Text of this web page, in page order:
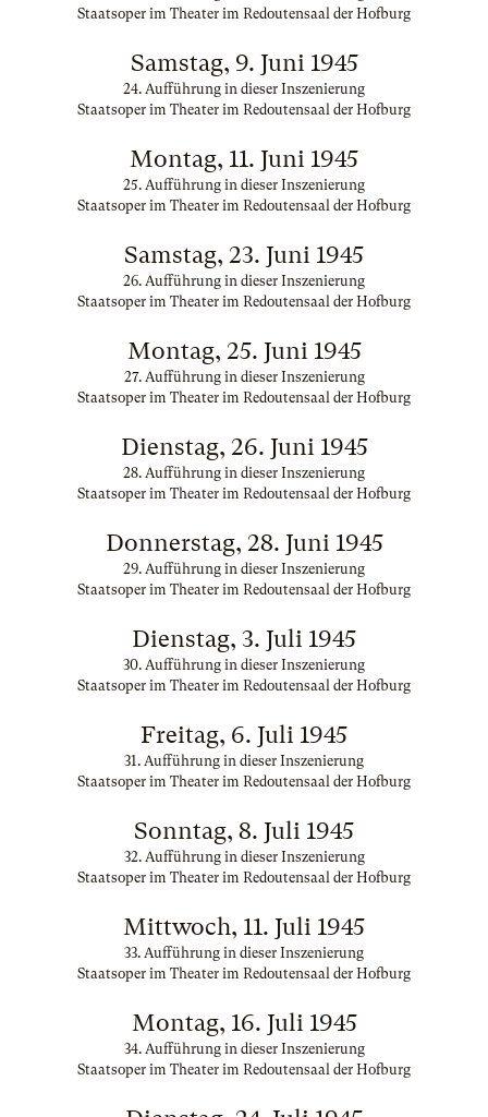
Staatsoper im Theater im Redoutensaal der Hofburg
Samstag, 9. Juni 1945
24. Aufführung in dieser Inszenierung
Staatsoper im Theater im Redoutensaal der Hofburg
Montag, 11. Juni 1945
25. Aufführung in dieser Inszenierung
Staatsoper im Theater im Redoutensaal der Hofburg
Samstag, 23. Juni 1945
26. Aufführung in dieser Inszenierung
Staatsoper im Theater im Redoutensaal der Hofburg
Montag, 25. Juni 1945
27. Aufführung in dieser Inszenierung
Staatsoper im Theater im Redoutensaal der Hofburg
Dienstag, 26. Juni 1945
28. Aufführung in dieser Inszenierung
Staatsoper im Theater im Redoutensaal der Hofburg
Donnerstag, 28. Juni 1945
29. Aufführung in dieser Inszenierung
Staatsoper im Theater im Redoutensaal der Hofburg
Dienstag, 3. Juli 1945
30. Aufführung in dieser Inszenierung
Staatsoper im Theater im Redoutensaal der Hofburg
Freitag, 6. Juli 1945
31. Aufführung in dieser Inszenierung
Staatsoper im Theater im Redoutensaal der Hofburg
Sonntag, 8. Juli 1945
32. Aufführung in dieser Inszenierung
Staatsoper im Theater im Redoutensaal der Hofburg
Mittwoch, 11. Juli 1945
33. Aufführung in dieser Inszenierung
Staatsoper im Theater im Redoutensaal der Hofburg
Montag, 16. Juli 1945
34. Aufführung in dieser Inszenierung
Staatsoper im Theater im Redoutensaal der Hofburg